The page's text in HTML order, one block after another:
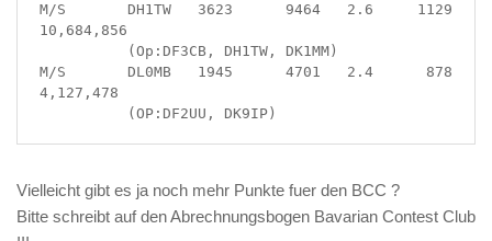
M/S       DH1TW   3623      9464   2.6     1129
10,684,856
M/S       DL0MB   1945      4701   2.4      878
4,127,478
Vielleicht gibt es ja noch mehr Punkte fuer den BCC ?
Bitte schreibt auf den Abrechnungsbogen Bavarian Contest Club